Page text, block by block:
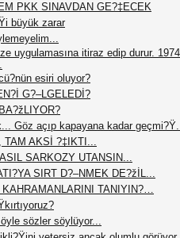
PKK SINAVDAN GE?‡ECEK
büyük zarar
uygulamasına itiraz edip durur.
esiri oluyor?
G?–LGELEDİ?
Göz açıp kapayana kadar
TAM AKSİ ?‡IKTI...
SARKOZY UTANSIN...
SIRT D?–NMEK DE?žİL...
TANIYIN?…
sözler söylüyor...